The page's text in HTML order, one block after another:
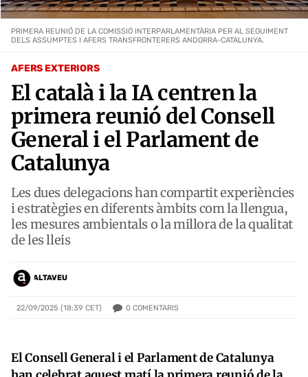
AFERS EXTERIORS
El català i la IA centren la
primera reunió del Consell
General i el Parlament de
Catalunya
Les dues delegacions han compartit experiències
i estratègies en diferents àmbits com la llengua,
les mesures ambientals o la millora de la qualitat
de les lleis
ALTAVEU
22/09/2025 (18:39 CET) 0 COMENTARIS
PRIMERA REUNIÓ DE LA COMISSIÓ INTERPARLAMENTÀRIA PER AL SEGUIMENT
DELS ASSUMPTES I AFERS TRANSFRONTERERS ANDORRA-CATALUNYA.
El Consell General i el Parlament de Catalunya